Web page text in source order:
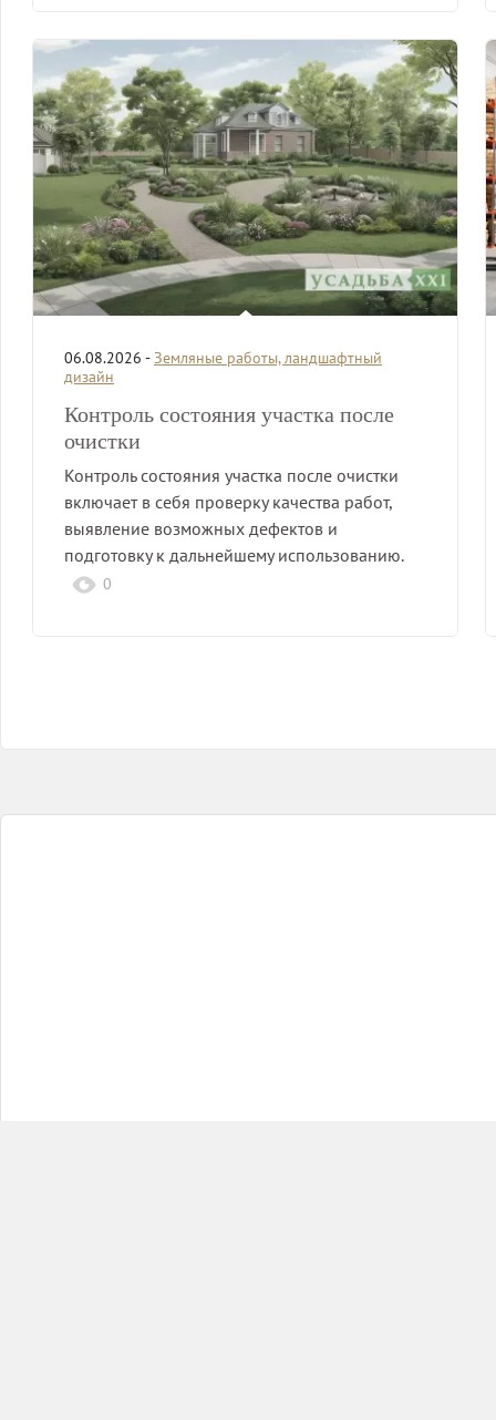
06.08.2026 - Земляные работы, ландшафтный
дизайн
Контроль состояния участка после
очистки
Контроль состояния участка после очистки
включает в себя проверку качества работ,
выявление возможных дефектов и
подготовку к дальнейшему использованию.
Важные…
0